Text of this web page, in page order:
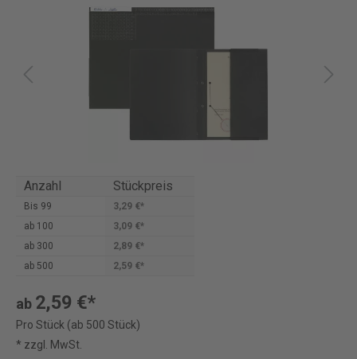
Anzahl Stückpreis
Bis 99
3,29 €*
ab 100
3,09 €*
ab 300
2,89 €*
ab 500 2,59 €*
ab 2,59 €*
Pro Stück (ab 500 Stück)
* zzgl. MwSt.